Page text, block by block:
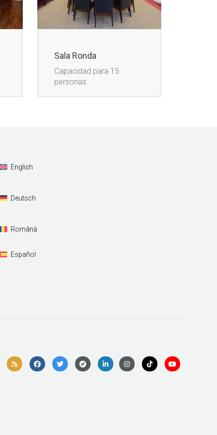
Sala Ronda
Capacidad para 15
personas
English
Deutsch
Română
Español